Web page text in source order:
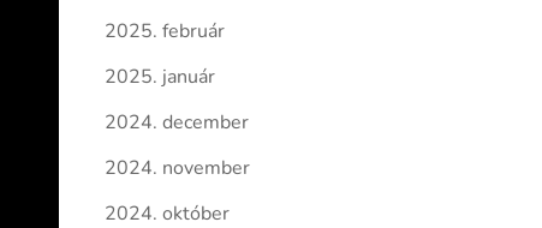
2025. február
2025. január
2024. december
2024. november
2024. október